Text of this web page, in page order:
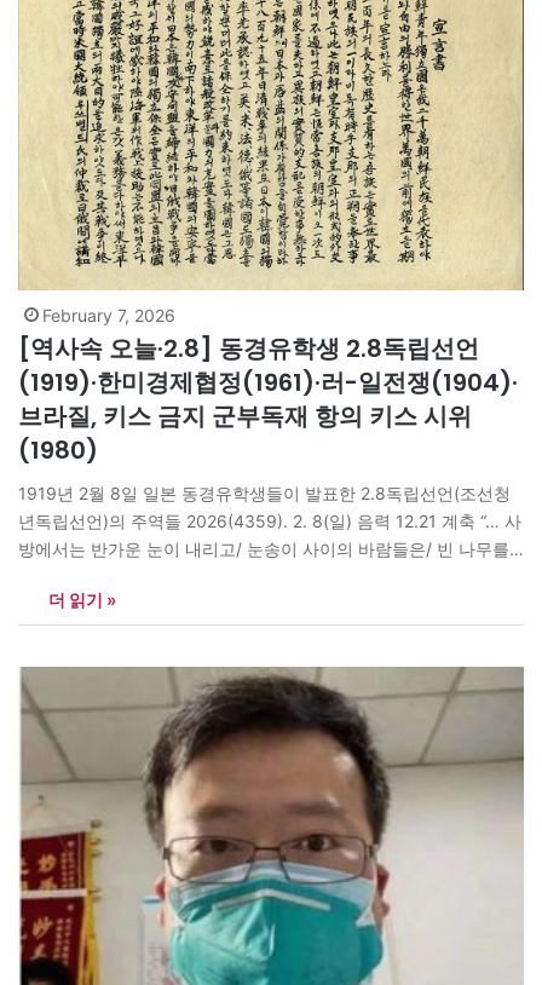
February 7, 2026
[역사속 오늘·2.8] 동경유학생 2.8독립선언
(1919)·한미경제협정(1961)·러-일전쟁(1904)·
브라질, 키스 금지 군부독재 항의 키스 시위
(1980)
1919년 2월 8일 일본 동경유학생들이 발표한 2.8독립선언(조선청
년독립선언)의 주역들 2026(4359). 2. 8(일) 음력 12.21 계축 “… 사
방에서는 반가운 눈이 내리고/ 눈송이 사이의 바람들은/ 빈 나무를
무들 … 방문객은 그러나, 언제나 떠난다./ 그대가 전하는 평화를/ 빈
두 손으로 내가 받는다.” -마종기 ‘방문객’ “놀이는…
더 읽기 »